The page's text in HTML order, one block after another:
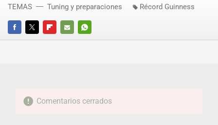
FACEBOOKTWITTERFLIPBOARD
E-
WHATSAPP
TEMAS Tuning y preparaciones Récord Guinness
Comentarios cerrados